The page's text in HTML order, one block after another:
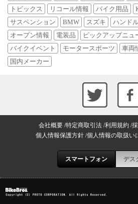
トピックス
リコール情報 バイク用品
サスペンション
BMW スズキ ハンド
オープン情報
電装品 ピックアップニュ
バイクイベント
モータースポーツ 車両
国内メーカー
会社概要 特定商取引法 利用規約
個人情報保護方針 個人情報の取扱い
スマートフォン デス